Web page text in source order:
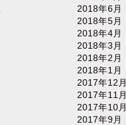
2018年6月
2018年5月
2018年4月
2018年3月
2018年2月
2018年1月
2017年12月
2017年11月
2017年10月
2017年9月